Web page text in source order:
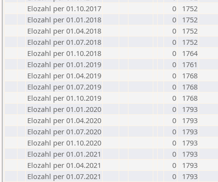
Elozahl per 01.10.2017
0
1752
Elozahl per 01.01.2018
0
1752
Elozahl per 01.04.2018
0
1752
Elozahl per 01.07.2018
0
1752
Elozahl per 01.10.2018
0
1764
Elozahl per 01.01.2019
0
1761
Elozahl per 01.04.2019
0
1768
Elozahl per 01.07.2019
0
1768
Elozahl per 01.10.2019
0
1768
Elozahl per 01.01.2020
0
1793
Elozahl per 01.04.2020
0
1793
Elozahl per 01.07.2020
0
1793
Elozahl per 01.10.2020
0
1793
Elozahl per 01.01.2021
0
1793
Elozahl per 01.04.2021
0
1793
Elozahl per 01.07.2021
0
1793